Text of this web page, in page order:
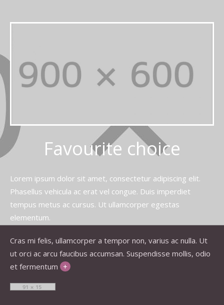
Favourite choice
Lorem ipsum dolor sit amet, consectetur adipiscing elit.
Phasellus vehicula ac erat vel congue. Duis imperdiet
tempus metus ac cursus. Ut ullamcorper egestas
elementum.
Cras mi felis, ullamcorper a tempor non, varius ac nulla. Ut
ut orci ac arcu faucibus accumsan. Suspendisse mollis, odio
et fermentum +